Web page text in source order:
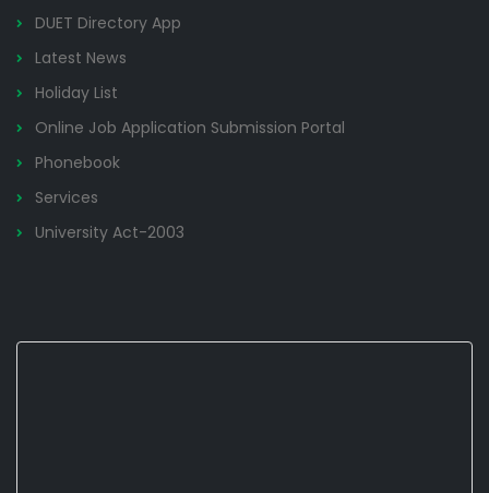
DUET Directory App
Latest News
Holiday List
Online Job Application Submission Portal
Phonebook
Services
University Act-2003